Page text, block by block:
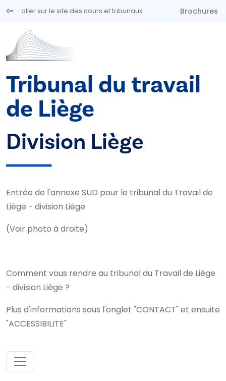
Aller au contenu principal
aller sur le site des cours et tribunaux Brochures
Tribunal du travail
de Liège
Division Liège
Entrée de l'annexe SUD pour le tribunal du Travail de
Liège - division Liège
(Voir photo à droite)
Comment vous rendre au tribunal du Travail de Liège
- division Liège ?
Plus d'informations sous l'onglet "CONTACT" et ensuite
"ACCESSIBILITE"